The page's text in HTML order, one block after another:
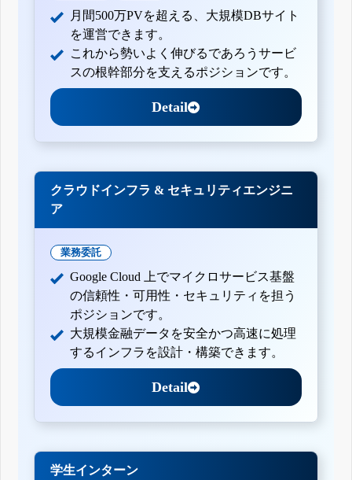
月間500万PVを超える、大規模DBサイト
を運営できます。
これから勢いよく伸びるであろうサービ
スの根幹部分を支えるポジションです。
Detail
クラウドインフラ & セキュリティエンジニ
ア
業務委託
Google Cloud 上でマイクロサービス基盤
の信頼性・可用性・セキュリティを担う
ポジションです。
大規模金融データを安全かつ高速に処理
するインフラを設計・構築できます。
Detail
学生インターン